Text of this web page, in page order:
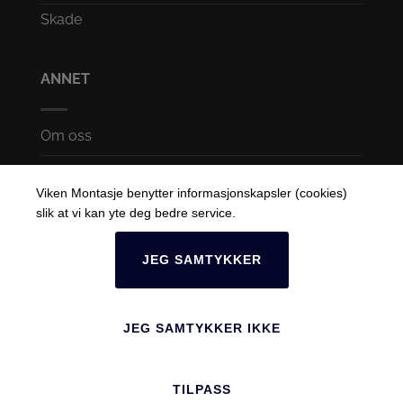
Skade
ANNET
Om oss
Åpenhetsloven
PersonvernreglerogVilkår
Viken Montasje benytter informasjonskapsler (cookies)
slik at vi kan yte deg bedre service.
JEG SAMTYKKER
JEG SAMTYKKER IKKE
TILPASS